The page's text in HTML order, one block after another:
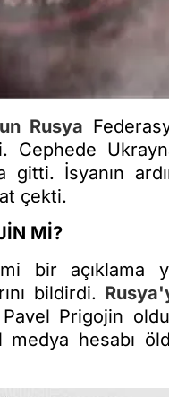
Rusya
Cephede
İsyanın
çekti.
Mİ?
bir açıklama
bildirdi.
Prigojin
hesabı